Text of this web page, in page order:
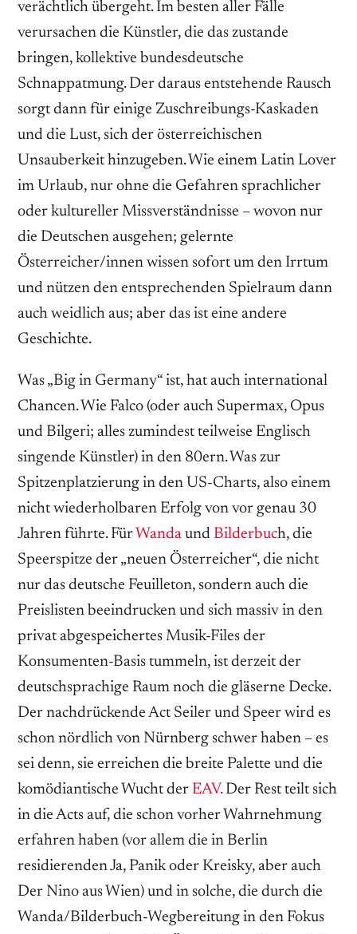
verächtlich übergeht. Im besten aller Fälle
verursachen die Künstler, die das zustande
bringen, kollektive bundesdeutsche
Schnappatmung. Der daraus entstehende Rausch
sorgt dann für einige Zuschreibungs-Kaskaden
und die Lust, sich der österreichischen
Unsauberkeit hinzugeben. Wie einem Latin Lover
im Urlaub, nur ohne die Gefahren sprachlicher
oder kultureller Missverständnisse – wovon nur
die Deutschen ausgehen; gelernte
Österreicher/innen wissen sofort um den Irrtum
und nützen den entsprechenden Spielraum dann
auch weidlich aus; aber das ist eine andere
Geschichte.
Was „Big in Germany“ ist, hat auch international
Chancen. Wie Falco (oder auch Supermax, Opus
und Bilgeri; alles zumindest teilweise Englisch
singende Künstler) in den 80ern. Was zur
Spitzenplatzierung in den US-Charts, also einem
nicht wiederholbaren Erfolg von vor genau 30
Jahren führte. Für Wanda und Bilderbuch, die
Speerspitze der „neuen Österreicher“, die nicht
nur das deutsche Feuilleton, sondern auch die
Preislisten beeindrucken und sich massiv in den
privat abgespeichertes Musik-Files der
Konsumenten-Basis tummeln, ist derzeit der
deutschsprachige Raum noch die gläserne Decke.
Der nachdrückende Act Seiler und Speer wird es
schon nördlich von Nürnberg schwer haben – es
sei denn, sie erreichen die breite Palette und die
komödiantische Wucht der EAV.Der Rest teilt sich
in die Acts auf, die schon vorher Wahrnehmung
erfahren haben (vor allem die in Berlin
residierenden Ja, Panik oder Kreisky, aber auch
Der Nino aus Wien) und in solche, die durch die
Wanda/Bilderbuch-Wegbereitung in den Fokus